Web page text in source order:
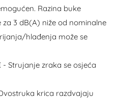
Razina buke
3 dB(A) niže od nominalne
hlađenja može se
- Strujanje zraka se osjeća
krica razdvajaju